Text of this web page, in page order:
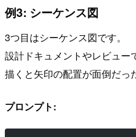
例3: シーケンス図
3つ目はシーケンス図です。
設計ドキュメントやレビュー
描くと矢印の配置が面倒だっ
プロンプト: